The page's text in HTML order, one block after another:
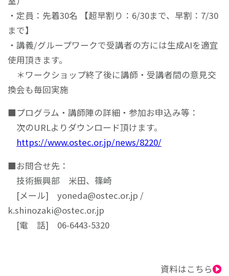
・定員：先着30名 【超早割り：6/30まで、早割：7/30
まで】
・講義/グループワークで受講者の方には生成AIを適宜
使用頂きます。
＊ワークショップ終了後に講師・受講者間の意見交
換会も毎回実施
■プログラム・講師陣の詳細・参加お申込み等：
次のURLよりダウンロード頂けます。
https://www.ostec.or.jp/news/8220/
■お問合せ先：
技術振興部 米田、篠崎
[メール] yoneda@ostec.or.jp /
k.shinozaki@ostec.or.jp
[電 話] 06-6443-5320
資料はこちら